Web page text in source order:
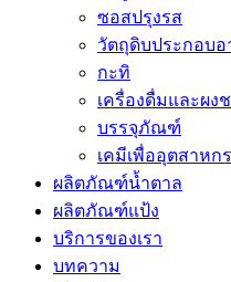
ซอสปรุงรส
วัตถุดิบประกอบอ
กะทิ
เครื่องดื่มและผง
บรรจุภัณฑ์
เคมีเพื่ออุตสาหก
ผลิตภัณฑ์น้ำตาล
ผลิตภัณฑ์แป้ง
บริการของเรา
บทความ